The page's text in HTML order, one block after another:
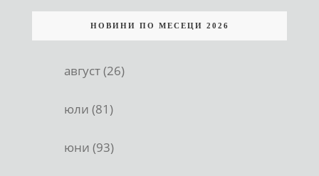
НОВИНИ ПО МЕСЕЦИ 2026
август (26)
юли (81)
юни (93)